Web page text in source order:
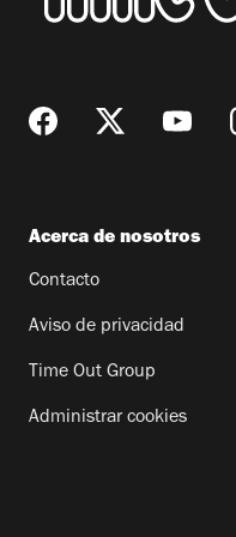
Acerca de nosotros
Contacto
Aviso de privacidad
Time Out Group
Administrar cookies